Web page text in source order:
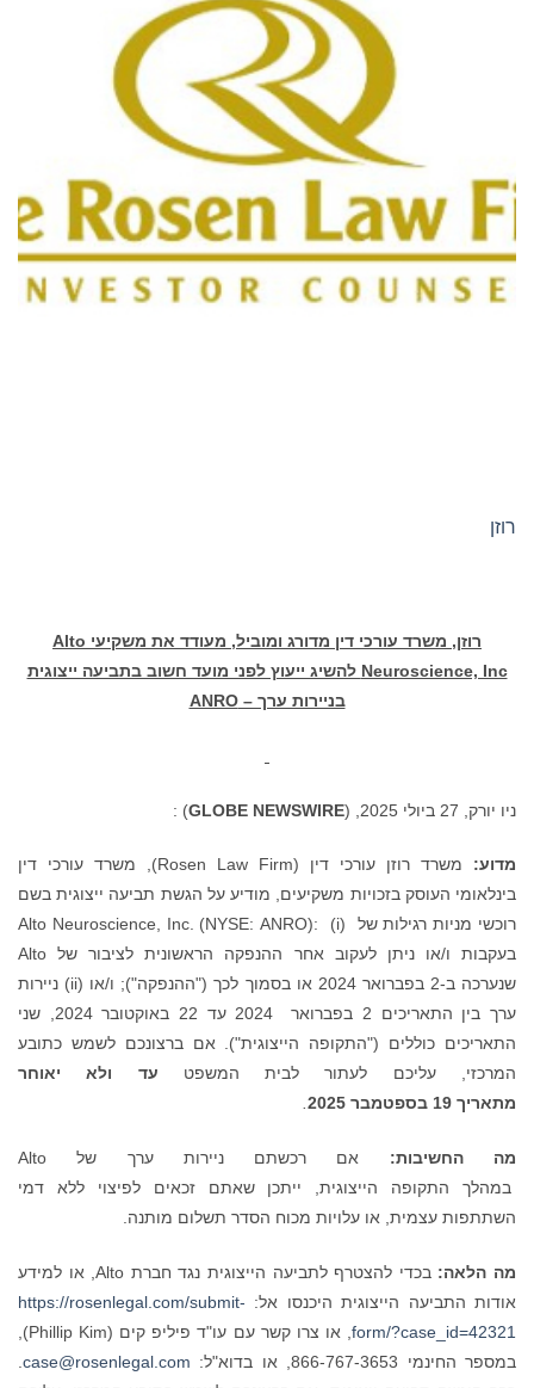
רוזן
רוזן, משרד עורכי דין מדורג ומוביל, מעודד את משקיעי Alto
Neuroscience, Inc להשיג ייעוץ לפני מועד חשוב בתביעה ייצוגית
בניירות ערך – ANRO
ניו יורק, 27 ביולי 2025, ( GLOBE NEWSWIRE
) :
מדוע:
משרד רוזן עורכי דין (Rosen Law Firm), משרד עורכי דין
בינלאומי העוסק בזכויות משקיעים, מודיע על הגשת תביעה ייצוגית בשם
רוכשי מניות רגילות של Alto Neuroscience, Inc. (NYSE: ANRO): (i)
בעקבות ו/או ניתן לעקוב אחר ההנפקה הראשונית לציבור של Alto
שנערכה ב-2 בפברואר 2024 או בסמוך לכך ("ההנפקה"); ו/או (ii) ניירות
ערך בין התאריכים 2 בפברואר 2024 עד 22 באוקטובר 2024, שני
התאריכים כוללים ("התקופה הייצוגית"). אם ברצונכם לשמש כתובע
המרכזי, עליכם לעתור לבית המשפט עד ולא יאוחר
מתאריך 19
בספטמבר 2025 .
מה החשיבות:
אם רכשתם ניירות ערך של Alto
במהלך התקופה הייצוגית, ייתכן שאתם זכאים לפיצוי ללא דמי
השתתפות עצמית, או עלויות מכוח הסדר תשלום מותנה.
מה הלאה:
בכדי להצטרף לתביעה הייצוגית נגד חברת Alto, או למידע
אודות התביעה הייצוגית היכנסו אל: https://rosenlegal.com/submit-
form/?case_id=42321
, או צרו קשר עם עו"ד פיליפ קים (Phillip Kim),
במספר החינמי 866-767-3653, או בדוא"ל:
case@rosenlegal.com